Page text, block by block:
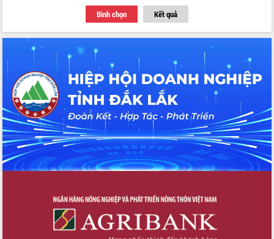
Bình chọn Kết quả